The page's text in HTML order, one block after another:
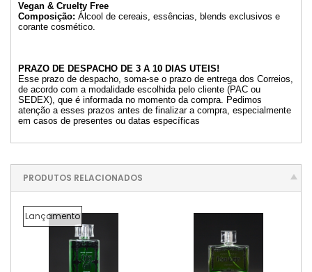
Vegan & Cruelty Free
Composição: Álcool de cereais, essências, blends exclusivos e
corante cosmético.
PRAZO DE DESPACHO DE 3 A 10 DIAS UTEIS!
Esse prazo de despacho, soma-se o prazo de entrega dos Correios,
de acordo com a modalidade escolhida pelo cliente (PAC ou
SEDEX), que é informada no momento da compra. Pedimos
atenção a esses prazos antes de finalizar a compra, especialmente
em casos de presentes ou datas específicas
PRODUTOS RELACIONADOS
Lançamento